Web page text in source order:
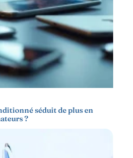
séduit de plus en
?